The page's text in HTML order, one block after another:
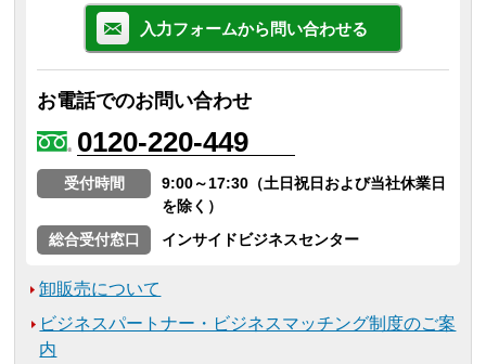
入力フォームから問い合わせる
お電話でのお問い合わせ
0120-220-449
受付時間
9:00～17:30（土日祝日および当社休業日
を除く）
総合受付窓口
インサイドビジネスセンター
卸販売について
ビジネスパートナー・ビジネスマッチング制度のご案
内